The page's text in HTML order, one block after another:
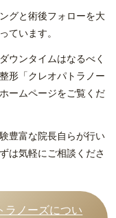
グと術後フォローを大
ています。
ウンタイムはなるべく
形「クレオパトラノー
ームページをご覧くだ
豊富な院長自らが行い
は気軽にご相談くださ
ラノーズについ